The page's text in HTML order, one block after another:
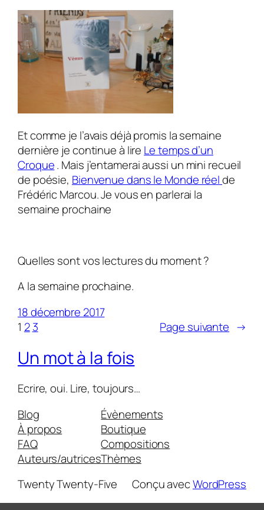
Et comme je l’avais déjà promis la semaine
dernière je continue à lire Le temps d’un
Croque. Mais j’entamerai aussi un mini recueil
de poésie, Bienvenue dans le Monde réelde
Frédéric Marcou. Je vous en parlerai la
semaine prochaine
Quelles sont vos lectures du moment ?
A la semaine prochaine.
18 décembre 2017
1 2 3 Page suivante →
Un mot à la fois
Ecrire, oui. Lire, toujours…
Blog
À propos
FAQ
Auteurs/autrices
Évènements
Boutique
Compositions
Thèmes
Twenty Twenty-Five
Conçu avecWordPress